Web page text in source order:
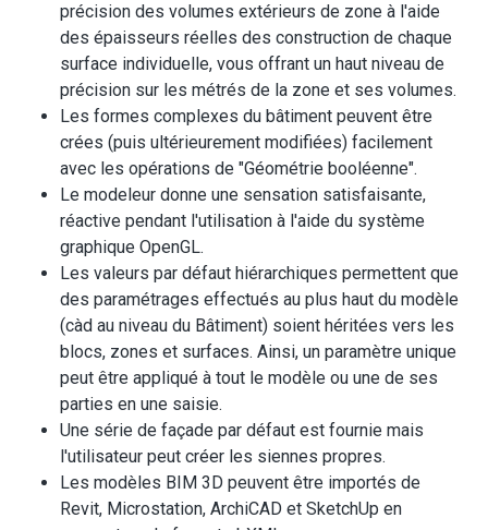
précision des volumes extérieurs de zone à l'aide
des épaisseurs réelles des construction de chaque
surface individuelle, vous offrant un haut niveau de
précision sur les métrés de la zone et ses volumes.
Les formes complexes du bâtiment peuvent être
crées (puis ultérieurement modifiées) facilement
avec les opérations de "Géométrie booléenne".
Le modeleur donne une sensation satisfaisante,
réactive pendant l'utilisation à l'aide du système
graphique OpenGL.
Les valeurs par défaut hiérarchiques permettent que
des paramétrages effectués au plus haut du modèle
(càd au niveau du Bâtiment) soient héritées vers les
blocs, zones et surfaces. Ainsi, un paramètre unique
peut être appliqué à tout le modèle ou une de ses
parties en une saisie.
Une série de façade par défaut est fournie mais
l'utilisateur peut créer les siennes propres.
Les modèles BIM 3D peuvent être importés de
Revit, Microstation, ArchiCAD et SketchUp en